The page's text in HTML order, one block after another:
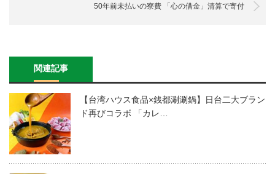
50年前未払いの寮費 「心の借金」清算で寄付
関連記事
【台湾ハウス食品×銭都涮涮鍋】日台二大ブラン
ド再びコラボ 「カレ…